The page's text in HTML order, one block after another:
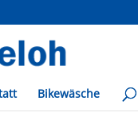
Bikewäsche